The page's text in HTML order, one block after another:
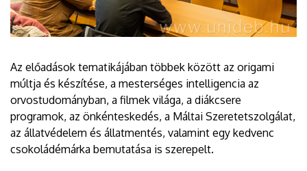
Az előadások tematikájában többek között az origami
múltja és készítése, a mesterséges intelligencia az
orvostudományban, a filmek világa, a diákcsere
programok, az önkénteskedés, a Máltai Szeretetszolgálat,
az állatvédelem és állatmentés, valamint egy kedvenc
csokoládémárka bemutatása is szerepelt.